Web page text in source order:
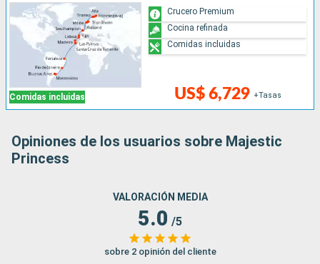
Comidas incluidas US$ 6,729 +Tasas
Crucero Premium
Cocina refinada
Comidas incluidas
Opiniones de los usuarios sobre Majestic
Princess
VALORACIÓN MEDIA
5.0 /5
sobre 2 opinión del cliente